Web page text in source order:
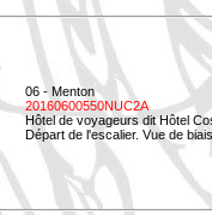
06 - Menton
20160600550NUC2A
Hôtel de voyageurs dit Hôtel
Départ de l'escalier. Vue de